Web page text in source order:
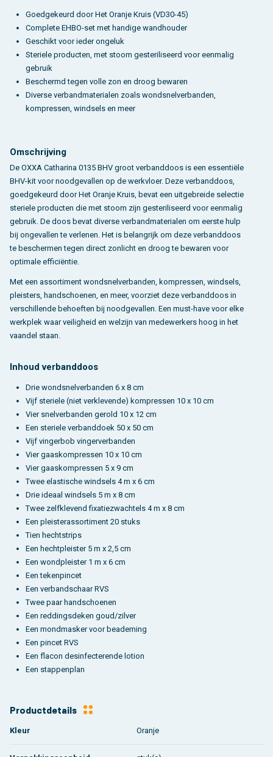
Goedgekeurd door Het Oranje Kruis (VD30-45)
Complete EHBO-set met handige wandhouder
Geschikt voor ieder ongeluk
Steriele producten, met stoom gesteriliseerd voor eenmalig
gebruik
Beschermd tegen volle zon en droog bewaren
Diverse verbandmaterialen zoals wondsnelverbanden,
kompressen, windsels en meer
Omschrijving
De OXXA Catharina 0135 BHV groot verbanddoos is een essentiële
BHV-kit voor noodgevallen op de werkvloer. Deze verbanddoos,
goedgekeurd door Het Oranje Kruis, bevat een uitgebreide selectie
steriele producten die met stoom zijn gesteriliseerd voor eenmalig
gebruik. De doos bevat diverse verbandmaterialen om eerste hulp
bij ongevallen te verlenen. Het is belangrijk om deze verbanddoos
te beschermen tegen direct zonlicht en droog te bewaren voor
optimale efficiëntie.
Met een assortiment wondsnelverbanden, kompressen, windsels,
pleisters, handschoenen, en meer, voorziet deze verbanddoos in
verschillende behoeften bij noodgevallen. Een must-have voor elke
werkplek waar veiligheid en welzijn van medewerkers hoog in het
vaandel staan.
Inhoud verbanddoos
Drie wondsnelverbanden 6 x 8 cm
Vijf steriele (niet verklevende) kompressen 10 x 10 cm
Vier snelverbanden gerold 10 x 12 cm
Een steriele verbanddoek 50 x 50 cm
Vijf vingerbob vingerverbanden
Vier gaaskompressen 10 x 10 cm
Vier gaaskompressen 5 x 9 cm
Twee elastische windsels 4 m x 6 cm
Drie ideaal windsels 5 m x 8 cm
Twee zelfklevend fixatiezwachtels 4 m x 8 cm
Een pleisterassortiment 20 stuks
Tien hechtstrips
Een hechtpleister 5 m x 2,5 cm
Een wondpleister 1 m x 6 cm
Een tekenpincet
Een verbandschaar RVS
Twee paar handschoenen
Een reddingsdeken goud/zilver
Een mondmasker voor beademing
Een pincet RVS
Een flacon desinfecterende lotion
Een stappenplan
Productdetails
Kleur Oranje